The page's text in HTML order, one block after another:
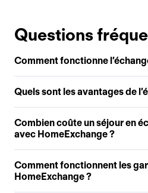
Questions
Comment fonctionne
Quels sont les avantages de
Combien coûte un séjour en
avec HomeExchange ?
Comment fonctionnent les
HomeExchange ?